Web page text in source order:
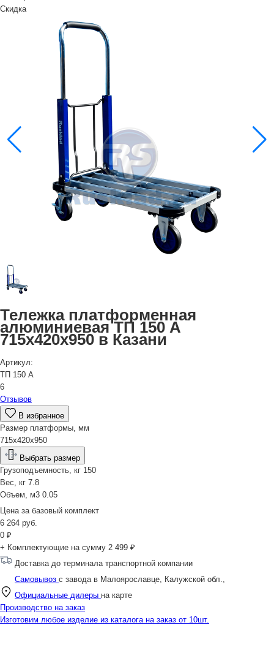
Скидка
Тележка платформенная
алюминиевая ТП 150 А
715х420х950 в Казани
Артикул:
ТП 150 А
6
Отзывов
В избранное
Размер платформы, мм
715х420х950
Выбрать размер
Грузоподъемность, кг 150
Вес, кг 7.8
Объем, м3 0.05
Цена за базовый комплект
6 264 руб.
0 ₽
+ Комплектующие на сумму 2 499 ₽
Доставка до терминала транспортной компании
Самовывоз с завода в Малоярославце, Калужской обл.,
Официальные дилеры на карте
Производство на заказ
Изготовим любое изделие из каталога на заказ от 10шт.